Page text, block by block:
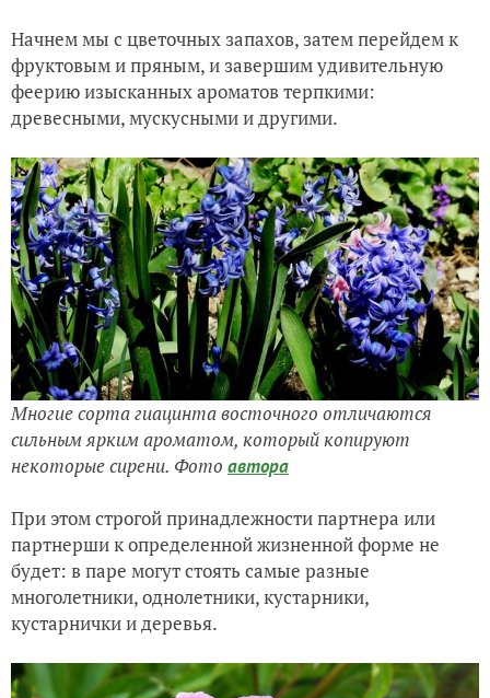
Начнем мы с цветочных запахов, затем перейдем к
фруктовым и пряным, и завершим удивительную
феерию изысканных ароматов терпкими:
древесными, мускусными и другими.
Многие сорта гиацинта восточного отличаются
сильным ярким ароматом, который копируют
некоторые сирени. Фото автора
При этом строгой принадлежности партнера или
партнерши к определенной жизненной форме не
будет: в паре могут стоять самые разные
многолетники, однолетники, кустарники,
кустарнички и деревья.